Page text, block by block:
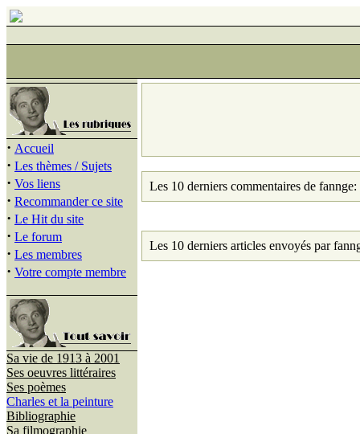
· Accueil
· Les thèmes / Sujets
· Vos liens
· Recommander ce site
· Le Hit du site
· Le forum
· Les membres
· Votre compte membre
Sa vie de 1913 à 2001
Ses oeuvres littéraires
Ses poèmes
Charles et la peinture
Bibliographie
Sa filmographie
Les 10 derniers commentaires de fannge:
Les 10 derniers articles envoyés par